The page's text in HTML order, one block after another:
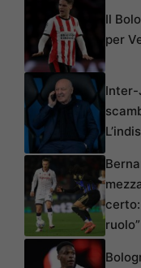
Il
per
Inter-
ruolo”